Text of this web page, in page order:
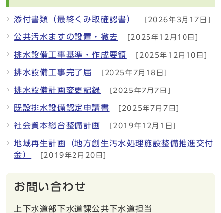
添付書類（最終くみ取確認書） [2026年3月17日]
公共汚水ますの設置・撤去 [2025年12月10日]
排水設備工事基準・作成要領 [2025年12月10日]
排水設備工事完了届 [2025年7月18日]
排水設備計画変更記録 [2025年7月7日]
既設排水設備認定申請書 [2025年7月7日]
社会資本総合整備計画 [2019年12月1日]
地域再生計画（地方創生汚水処理施設整備推進交付
金）
[2019年2月20日]
お問い合わせ
上下水道部下水道課公共下水道担当